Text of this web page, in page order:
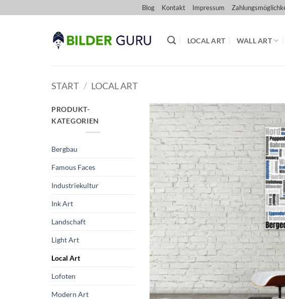
Inhalt
Blog Kontakt Impressum
LOCAL ART WALL ART
START / LOCAL ART
PRODUKT-
KATEGORIEN
Bergbau
Famous Faces
Industriekultur
Ink Art
Landschaft
Light Art
Local Art
Lofoten
Modern Art